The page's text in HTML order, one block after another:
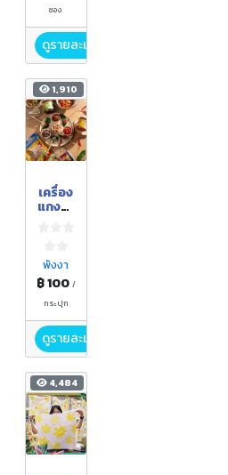
ซอง
ดูรายละเอียด
1,910
เครื่อง
แกงตำ
โคก
ไคร
พังงา
฿ 100 /
กระปุก
ดูรายละเอียด
4,484